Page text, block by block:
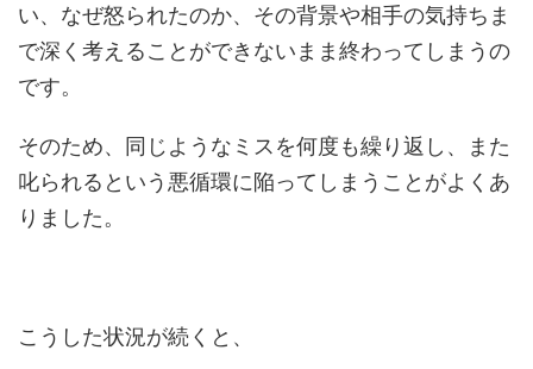
い、なぜ怒られたのか、その背景や相手の気持ちま
で深く考えることができないまま終わってしまうの
です。
そのため、同じようなミスを何度も繰り返し、また
叱られるという悪循環に陥ってしまうことがよくあ
りました。
こうした状況が続くと、